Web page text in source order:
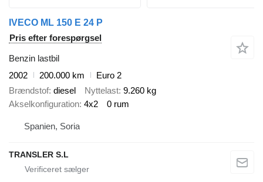
IVECO ML 150 E 24 P
Pris efter forespørgsel
Benzin lastbil
2002
200.000 km
Euro 2
Brændstof diesel Nyttelast 9.260 kg
Akselkonfiguration 4x2 0 rum
Spanien, Soria
TRANSLER S.L